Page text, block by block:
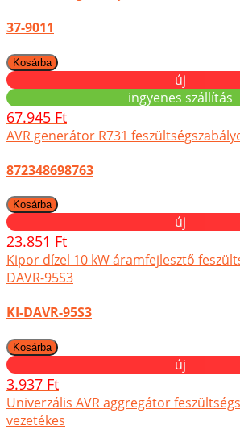
37-9011
új
ingyenes szállítás
67.945 Ft
AVR generátor R731
872348698763
új
23.851 Ft
Kipor dízel 10 kW áramfejlesztő
DAVR-95S3
KI-DAVR-95S3
új
3.937 Ft
Univerzális AVR aggregátor
vezetékes